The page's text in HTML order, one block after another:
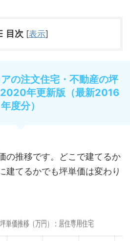
目次 [表示]
の注文住宅・不動産の坪
年更新版（最新2016
年度分）
の推移です。どこで建てるか
建てるかでも坪単価は変わり